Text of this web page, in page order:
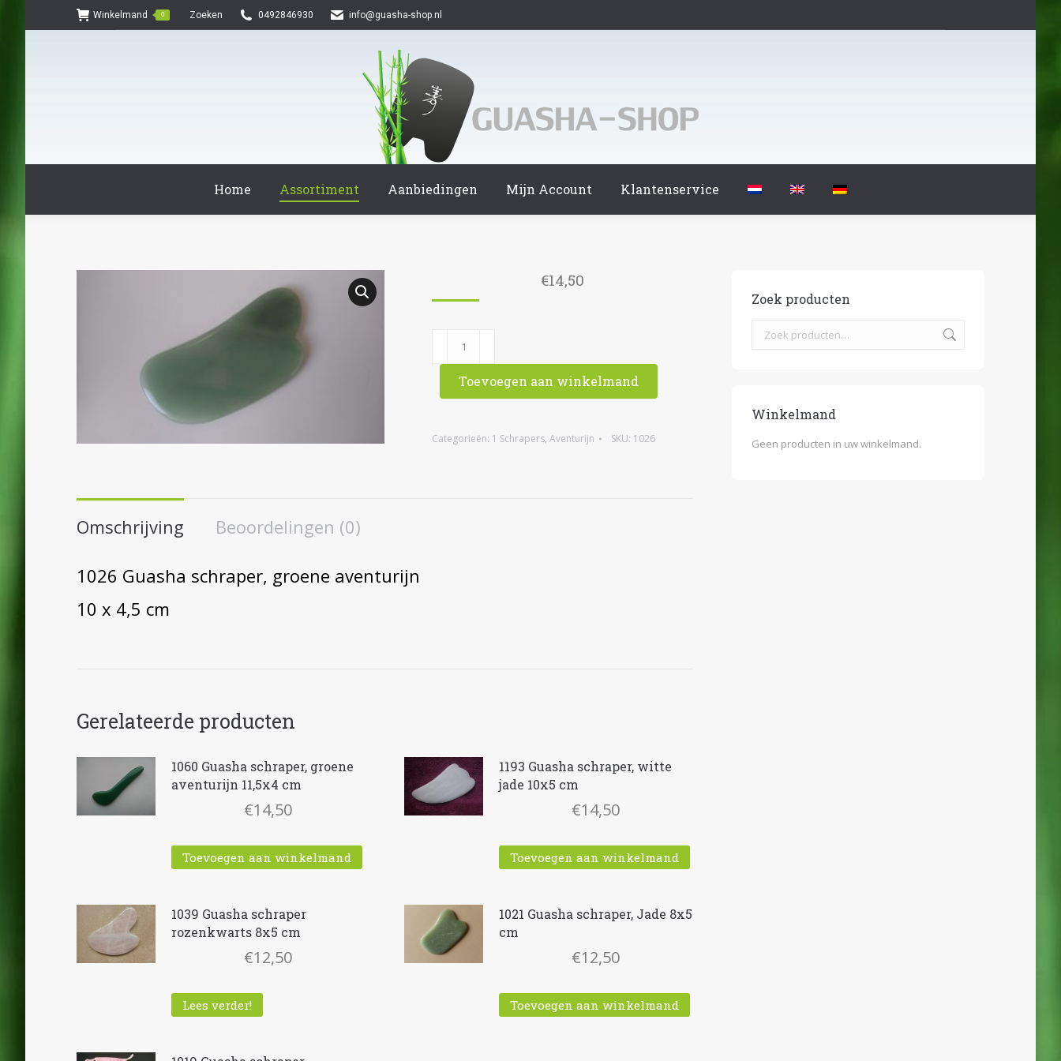
Winkelmand 0 Search:
Zoeken 0492846930 info@guasha-shop.nl
Home Assortiment Aanbiedingen Mijn Account Klantenservice
€14,50
1026
Guasha
schraper,
aventurijn
Toevoegen aan winkelmand
Categorieën: 1 Schrapers, Aventurijn SKU: 1026
Omschrijving Beoordelingen (0)
1026 Guasha schraper, groene aventurijn
10 x 4,5 cm
Gerelateerde producten
1060 Guasha schraper, groene
aventurijn 11,5x4 cm
€14,50
Toevoegen aan winkelmand
1193 Guasha schraper, witte
jade 10x5 cm
€14,50
Toevoegen aan winkelmand
1039 Guasha schraper
rozenkwarts 8x5 cm
€12,50
Lees verder!
1021 Guasha schraper, Jade 8x5
cm
€12,50
Toevoegen aan winkelmand
Zoek producten
Winkelmand
Geen producten in uw winkelmand.